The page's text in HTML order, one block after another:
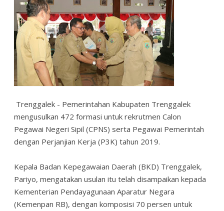
Trenggalek - Pemerintahan Kabupaten Trenggalek
mengusulkan 472 formasi untuk rekrutmen Calon
Pegawai Negeri Sipil (CPNS) serta Pegawai Pemerintah
dengan Perjanjian Kerja (P3K) tahun 2019.
Kepala Badan Kepegawaian Daerah (BKD) Trenggalek,
Pariyo, mengatakan usulan itu telah disampaikan kepada
Kementerian Pendayagunaan Aparatur Negara
(Kemenpan RB), dengan komposisi 70 persen untuk